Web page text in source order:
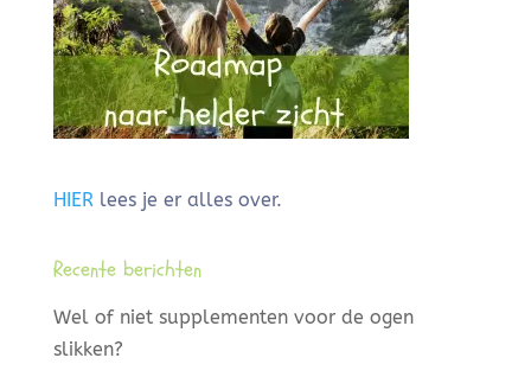
HIER lees je er alles over.
Recente berichten
Wel of niet supplementen voor de ogen
slikken?